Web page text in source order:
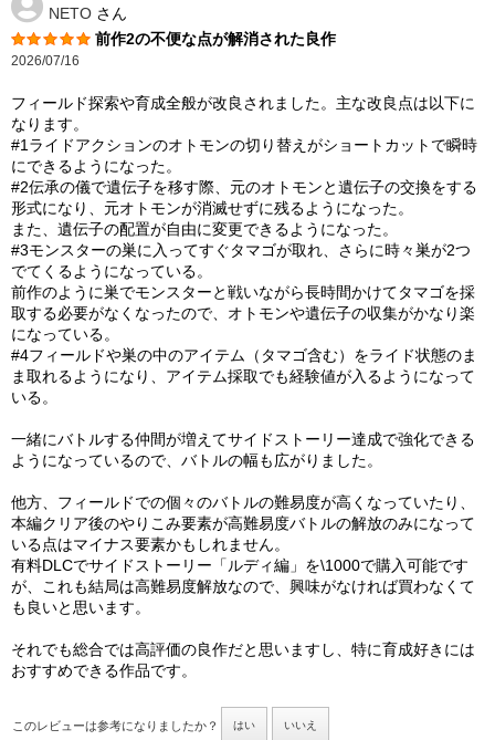
NETO さん
前作2の不便な点が解消された良作
2026/07/16
フィールド探索や育成全般が改良されました。主な改良点は以下に
なります。
#1ライドアクションのオトモンの切り替えがショートカットで瞬時
にできるようになった。
#2伝承の儀で遺伝子を移す際、元のオトモンと遺伝子の交換をする
形式になり、元オトモンが消滅せずに残るようになった。
また、遺伝子の配置が自由に変更できるようになった。
#3モンスターの巣に入ってすぐタマゴが取れ、さらに時々巣が2つ
でてくるようになっている。
前作のように巣でモンスターと戦いながら長時間かけてタマゴを採
取する必要がなくなったので、オトモンや遺伝子の収集がかなり楽
になっている。
#4フィールドや巣の中のアイテム（タマゴ含む）をライド状態のま
ま取れるようになり、アイテム採取でも経験値が入るようになって
いる。
一緒にバトルする仲間が増えてサイドストーリー達成で強化できる
ようになっているので、バトルの幅も広がりました。
他方、フィールドでの個々のバトルの難易度が高くなっていたり、
本編クリア後のやりこみ要素が高難易度バトルの解放のみになって
いる点はマイナス要素かもしれません。
有料DLCでサイドストーリー「ルディ編」を\1000で購入可能です
が、これも結局は高難易度解放なので、興味がなければ買わなくて
も良いと思います。
それでも総合では高評価の良作だと思いますし、特に育成好きには
おすすめできる作品です。
このレビューは参考になりましたか？ はい いいえ